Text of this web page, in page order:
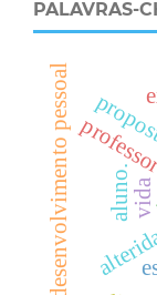
PALAVRAS-
vida
aluno.
desenvolvimento pessoal